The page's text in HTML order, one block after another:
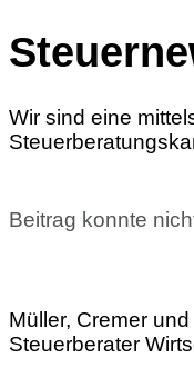
Wir sind eine
Beitrag konnte
Müller, Cremer
Steuerberater